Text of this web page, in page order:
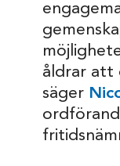
åldrar att
säger